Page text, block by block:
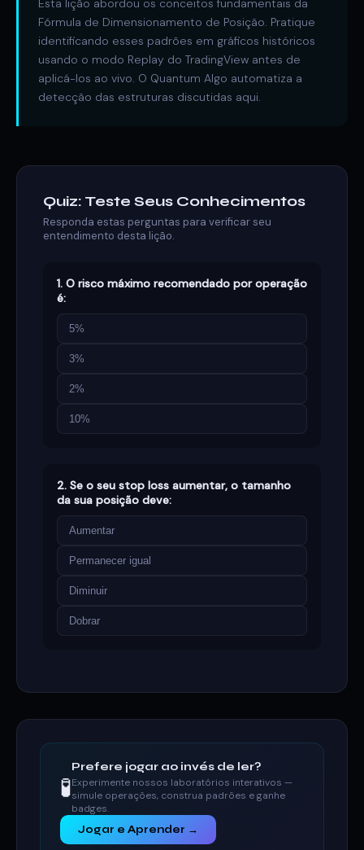
Esta lição abordou os conceitos fundamentais da
Fórmula de Dimensionamento de Posição. Pratique
identificando esses padrões em gráficos históricos
usando o modo Replay do TradingView antes de
aplicá-los ao vivo. O Quantum Algo automatiza a
detecção das estruturas discutidas aqui.
Quiz: Teste Seus Conhecimentos
Responda estas perguntas para verificar seu
entendimento desta lição.
1. O risco máximo recomendado por operação
é:
5%
3%
2%
10%
2. Se o seu stop loss aumentar, o tamanho
da sua posição deve:
Aumentar
Permanecer igual
Diminuir
Dobrar
🧪
Prefere jogar ao invés de ler?
Experimente nossos laboratórios interativos —
simule operações, construa padrões e ganhe
badges.
Jogar e Aprender →